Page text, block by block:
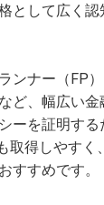
として広く認
ンナー（FP
ど、幅広い
ーを証明する
取得しやすく
すすめです。